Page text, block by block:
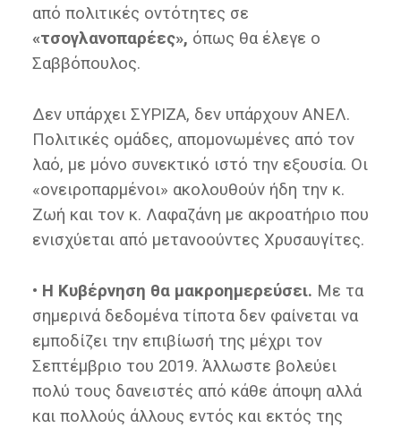
από πολιτικές οντότητες σε
«τσογλανοπαρέες», όπως θα έλεγε ο
Σαββόπουλος.
Δεν υπάρχει ΣΥΡΙΖΑ, δεν υπάρχουν ΑΝΕΛ.
Πολιτικές ομάδες, απομονωμένες από τον
λαό, με μόνο συνεκτικό ιστό την εξουσία. Οι
«ονειροπαρμένοι» ακολουθούν ήδη την κ.
Ζωή και τον κ. Λαφαζάνη με ακροατήριο που
ενισχύεται από μετανοούντες Χρυσαυγίτες.
• Η Κυβέρνηση θα μακροημερεύσει. Με τα
σημερινά δεδομένα τίποτα δεν φαίνεται να
εμποδίζει την επιβίωσή της μέχρι τον
Σεπτέμβριο του 2019. Άλλωστε βολεύει
πολύ τους δανειστές από κάθε άποψη αλλά
και πολλούς άλλους εντός και εκτός της